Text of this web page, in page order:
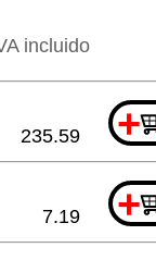
incluido
+
235.59
+
7.19